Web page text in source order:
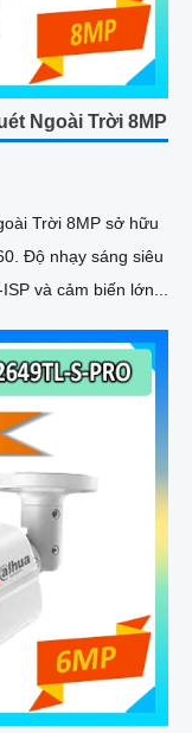
Ngoài Trời 8MP
Trời 8MP sở hữu
và cảm biến lớn...